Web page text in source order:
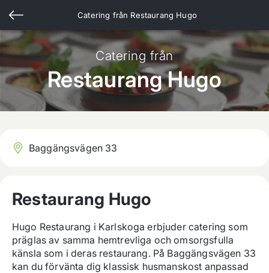
Catering från Restaurang Hugo
Catering från
Restaurang Hugo
Baggängsvägen 33
Restaurang Hugo
Hugo Restaurang i Karlskoga erbjuder catering som
präglas av samma hemtrevliga och omsorgsfulla
känsla som i deras restaurang. På Baggängsvägen 33
kan du förvänta dig klassisk husmanskost anpassad